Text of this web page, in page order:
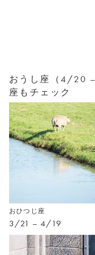
おうし座（4/20
座もチェック
おひつじ座
3/21 – 4/19